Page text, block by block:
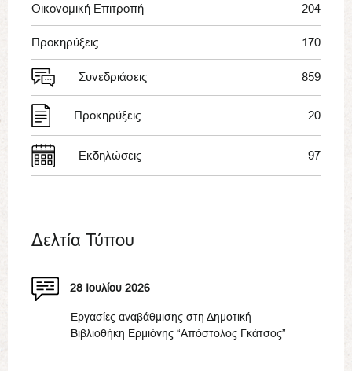
Οικονομική Επιτροπή 204
Προκηρύξεις 170
Συνεδριάσεις 859
Προκηρύξεις 20
Εκδηλώσεις 97
Δελτία Τύπου
28 Ιουλίου 2026
Εργασίες αναβάθμισης στη Δημοτική
Βιβλιοθήκη Ερμιόνης “Απόστολος Γκάτσος”